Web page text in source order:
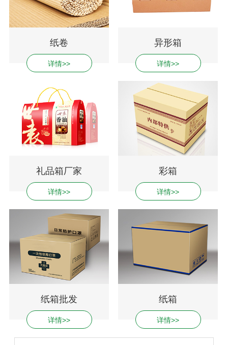
纸卷
详情>>
异形箱
详情>>
礼品箱厂家
详情>>
彩箱
详情>>
纸箱批发
详情>>
纸箱
详情>>